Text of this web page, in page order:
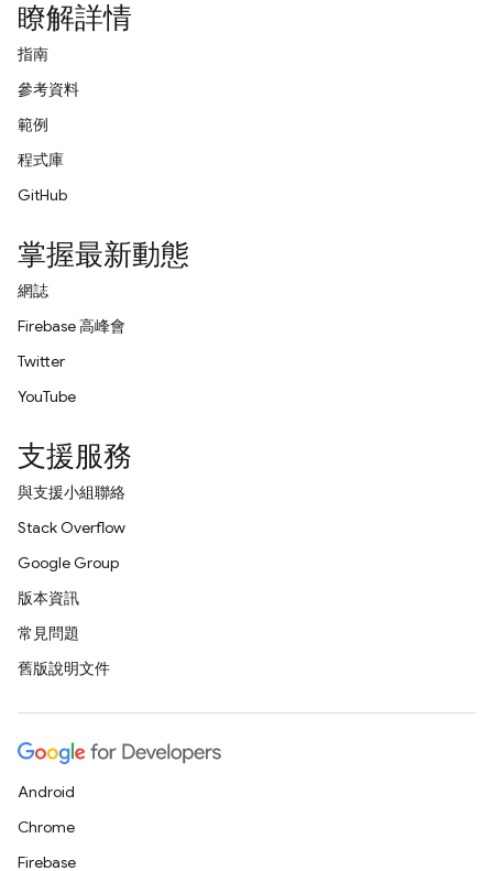
瞭解詳情
指南
參考資料
範例
程式庫
GitHub
掌握最新動態
網誌
Firebase 高峰會
Twitter
YouTube
支援服務
與支援小組聯絡
Stack Overflow
Google Group
版本資訊
常見問題
舊版說明文件
Android
Chrome
Firebase